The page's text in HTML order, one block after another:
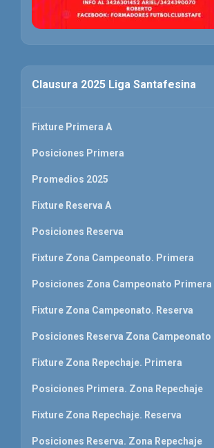
Clausura 2025 Liga Santafesina
Fixture Primera A
Posiciones Primera
Promedios 2025
Fixture Reserva A
Posiciones Reserva
Fixture Zona Campeonato. Primera
Posiciones Zona Campeonato Primera
Fixture Zona Campeonato. Reserva
Posiciones Reserva Zona Campeonato
Fixture Zona Repechaje. Primera
Posiciones Primera. Zona Repechaje
Fixture Zona Repechaje. Reserva
Posiciones Reserva. Zona Repechaje